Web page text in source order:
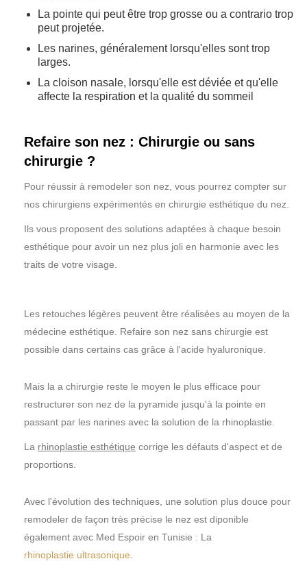
La pointe qui peut être trop grosse ou a contrario trop
peut projetée.
Les narines, généralement lorsqu'elles sont trop
larges.
La cloison nasale, lorsqu'elle est déviée et qu'elle
affecte la respiration et la qualité du sommeil
Refaire son nez : Chirurgie ou sans
chirurgie ?
Pour réussir à remodeler son nez, vous pourrez compter sur
nos chirurgiens expérimentés en chirurgie esthétique du nez.
Ils vous proposent des solutions adaptées à chaque besoin
esthétique pour avoir un nez plus joli en harmonie avec les
traits de votre visage.
Les retouches légères peuvent être réalisées au moyen de la
médecine esthétique. Refaire son nez sans chirurgie est
possible dans certains cas grâce à l'acide hyaluronique.
Mais la a chirurgie reste le moyen le plus efficace pour
restructurer son nez de la pyramide jusqu'à la pointe en
passant par les narines avec la solution de la rhinoplastie.
La rhinoplastie esthétique corrige les défauts d'aspect et de
proportions.
Avec l'évolution des techniques, une solution plus douce pour
remodeler de façon très précise le nez est diponible
également avec Med Espoir en Tunisie : La
rhinoplastie ultrasonique